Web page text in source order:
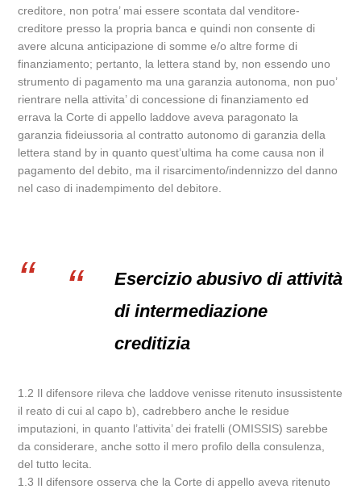
creditore, non potra’ mai essere scontata dal venditore-
creditore presso la propria banca e quindi non consente di
avere alcuna anticipazione di somme e/o altre forme di
finanziamento; pertanto, la lettera stand by, non essendo uno
strumento di pagamento ma una garanzia autonoma, non puo’
rientrare nella attivita’ di concessione di finanziamento ed
errava la Corte di appello laddove aveva paragonato la
garanzia fideiussoria al contratto autonomo di garanzia della
lettera stand by in quanto quest’ultima ha come causa non il
pagamento del debito, ma il risarcimento/indennizzo del danno
nel caso di inadempimento del debitore.
Esercizio abusivo di attività
di intermediazione
creditizia
1.2 Il difensore rileva che laddove venisse ritenuto insussistente
il reato di cui al capo b), cadrebbero anche le residue
imputazioni, in quanto l’attivita’ dei fratelli (OMISSIS) sarebbe
da considerare, anche sotto il mero profilo della consulenza,
del tutto lecita.
1.3 Il difensore osserva che la Corte di appello aveva ritenuto